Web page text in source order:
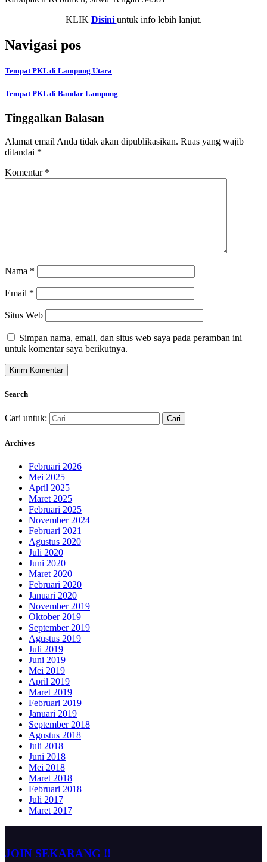
KLIK Disini untuk info lebih lanjut.
Navigasi pos
Tempat PKL di Lampung Utara
Tempat PKL di Bandar Lampung
Tinggalkan Balasan
Alamat email Anda tidak akan dipublikasikan. Ruas yang wajib
ditandai *
Komentar *
Nama *
Email *
Situs Web
Simpan nama, email, dan situs web saya pada peramban ini
untuk komentar saya berikutnya.
Search
Cari untuk:
Archives
Februari 2026
Mei 2025
April 2025
Maret 2025
Februari 2025
November 2024
Februari 2021
Agustus 2020
Juli 2020
Juni 2020
Maret 2020
Februari 2020
Januari 2020
November 2019
Oktober 2019
September 2019
Agustus 2019
Juli 2019
Juni 2019
Mei 2019
April 2019
Maret 2019
Februari 2019
Januari 2019
September 2018
Agustus 2018
Juli 2018
Juni 2018
Mei 2018
Maret 2018
Februari 2018
Juli 2017
Maret 2017
JOIN SEKARANG !!